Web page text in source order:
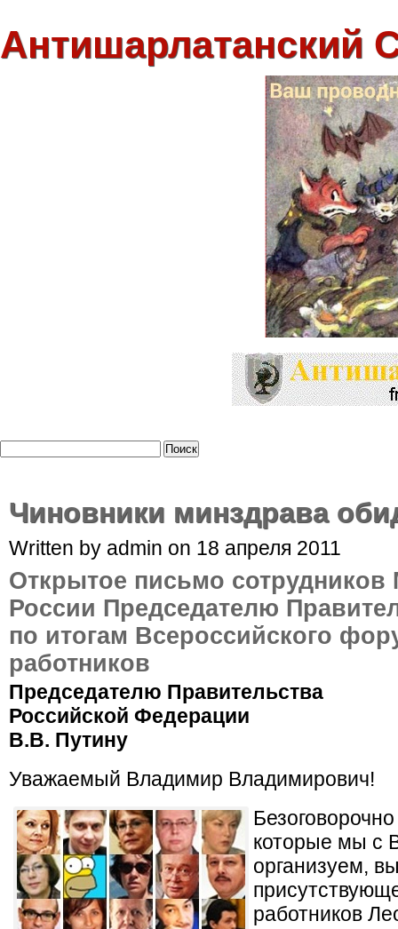
Антишарлатанский
Чиновники минздрава
Written by admin on 18 апреля 2011
Открытое письмо сотрудников
России Председателю
по итогам Всероссийского
работников
Председателю Правительства
Российской Федерации
В.В. Путину
Уважаемый Владимир Владимирович!
которые мы с
организуем,
работников